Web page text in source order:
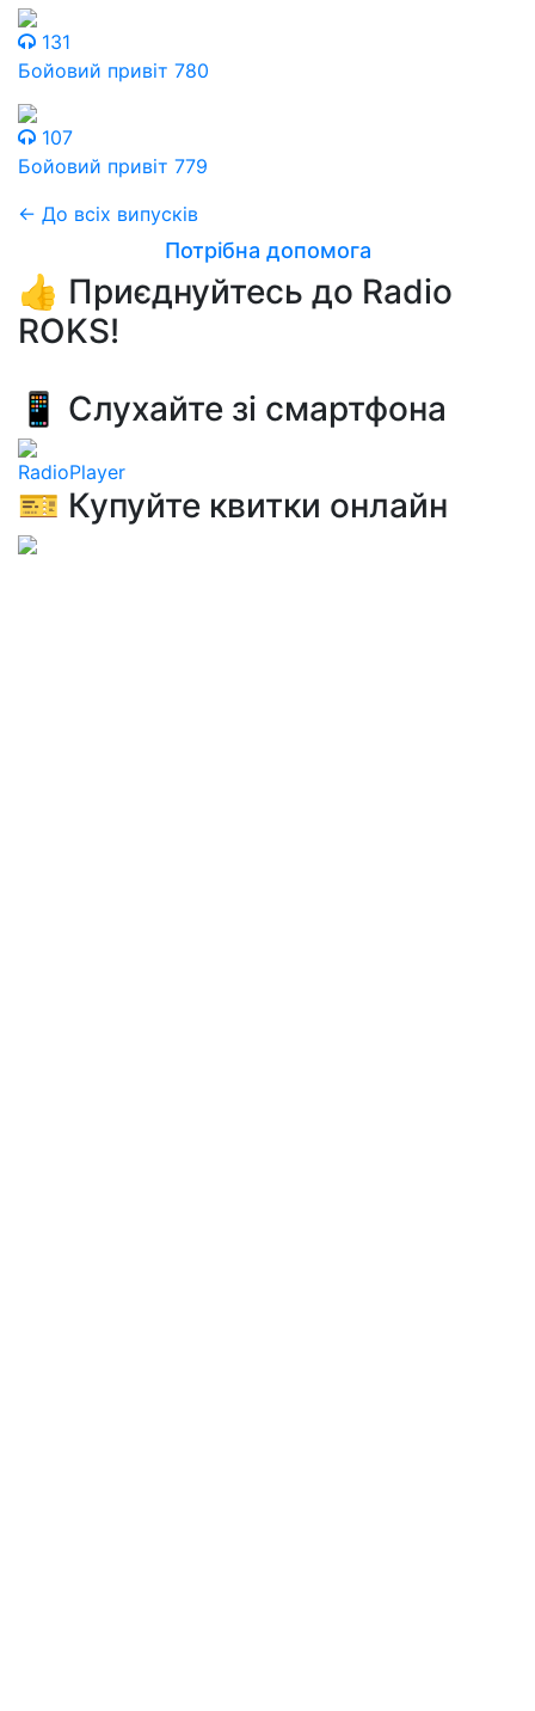
131
Бойовий привіт 780
107
Бойовий привіт 779
← До всіх випусків
Потрібна допомога
👍 Приєднуйтесь до Radio
ROKS!
📱 Слухайте зі смартфона
RadioPlayer
🎫 Купуйте квитки онлайн